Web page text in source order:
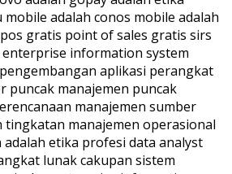
adalah conos mobile adalah
gratis point of sales gratis sirs
information system
aplikasi perangkat
puncak manajemen puncak
manajemen sumber
tingkatan manajemen operasional
etika profesi data analyst
lunak cakupan sistem